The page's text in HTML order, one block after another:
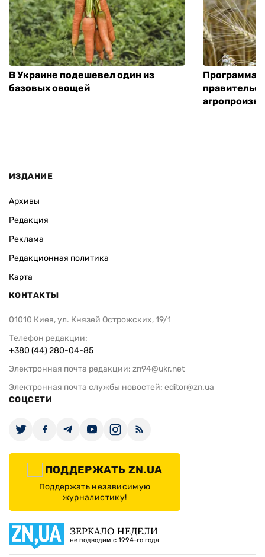
В Украине подешевел один из
базовых овощей
Программа
ИЗДАНИЕ
Архивы
Редакция
Реклама
Редакционная политика
Карта
КОНТАКТЫ
01010 Киев, ул. Князей Острожских, 19/1
Телефон редакции:
+380 (44) 280-04-85
Электронная почта редакции: zn94@ukr.net
Электронная почта службы новостей: editor@zn.ua
СОЦСЕТИ
ПОДДЕРЖАТЬ ZN.UA
Поддержать независимую
журналистику!
ЗЕРКАЛО НЕДЕЛИ
не подводим с 1994-го года